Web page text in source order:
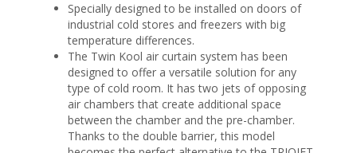
Specially designed to be installed on doors of
industrial cold stores and freezers with big
temperature differences.
The Twin Kool air curtain system has been
designed to offer a versatile solution for any
type of cold room. It has two jets of opposing
air chambers that create additional space
between the chamber and the pre-chamber.
Thanks to the double barrier, this model